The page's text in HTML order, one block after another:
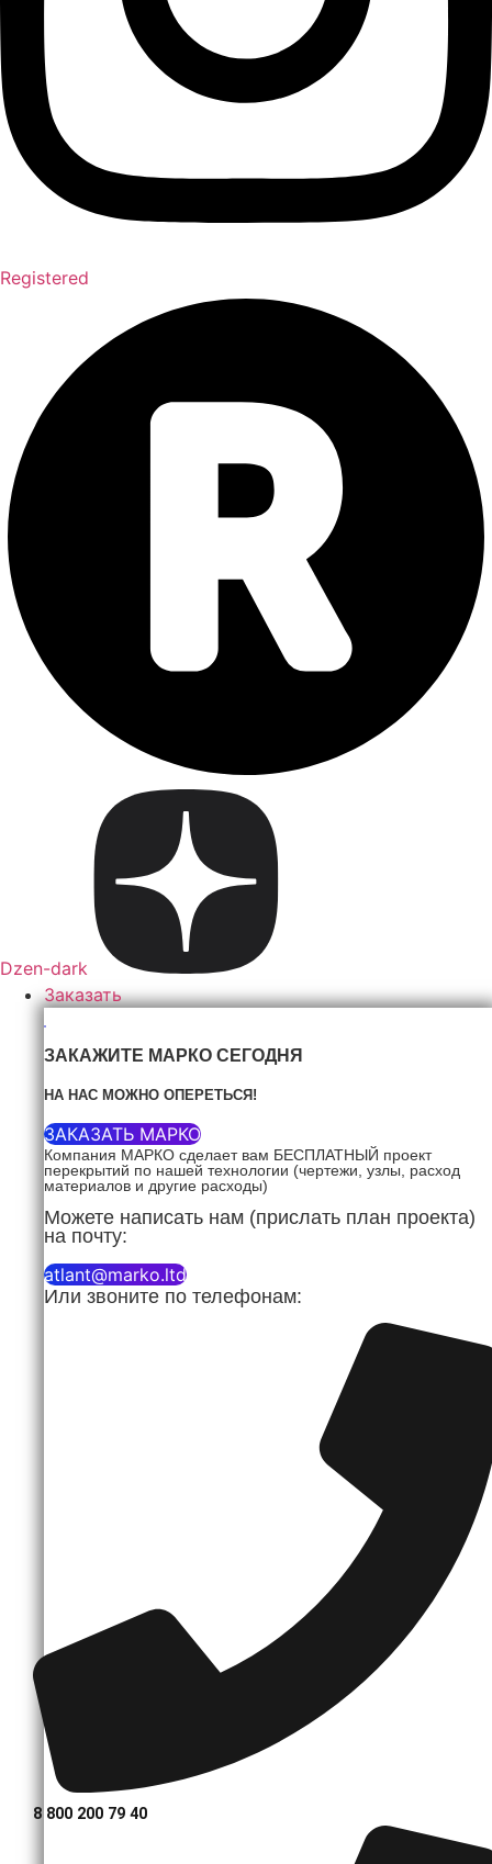
Registered
Dzen-dark
Заказать
ЗАКАЖИТЕ МАРКО СЕГОДНЯ
НА НАС МОЖНО ОПЕРЕТЬСЯ!
ЗАКАЗАТЬ МАРКО
Компания МАРКО сделает вам БЕСПЛАТНЫЙ проект
перекрытий по нашей технологии (чертежи, узлы, расход
материалов и другие расходы)
Можете написать нам (прислать план проекта)
на почту:
atlant@marko.ltd
Или звоните по телефонам:
8 800 200 79 40